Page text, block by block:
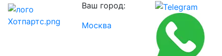
Ваш город:
Москва